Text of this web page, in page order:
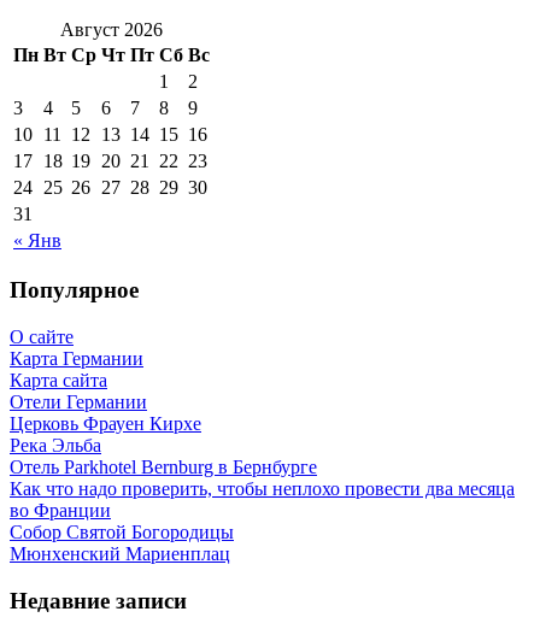
Август 2026
Пн Вт Ср Чт Пт Сб Вс
« Янв
1
2
3
4 5 6 7 8
9
10 11 12 13 14 15 16
17 18 19 20 21 22 23
24 25 26 27 28 29 30
31
Популярное
О сайте
Карта Германии
Карта сайта
Отели Германии
Церковь Фрауен Кирхе
Река Эльба
Отель Parkhotel Bernburg в Бернбурге
Как что надо проверить, чтобы неплохо провести два месяца
во Франции
Собор Святой Богородицы
Мюнхенский Мариенплац
Недавние записи